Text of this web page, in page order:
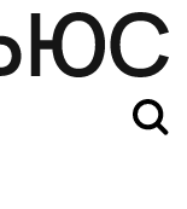
из-за снега в